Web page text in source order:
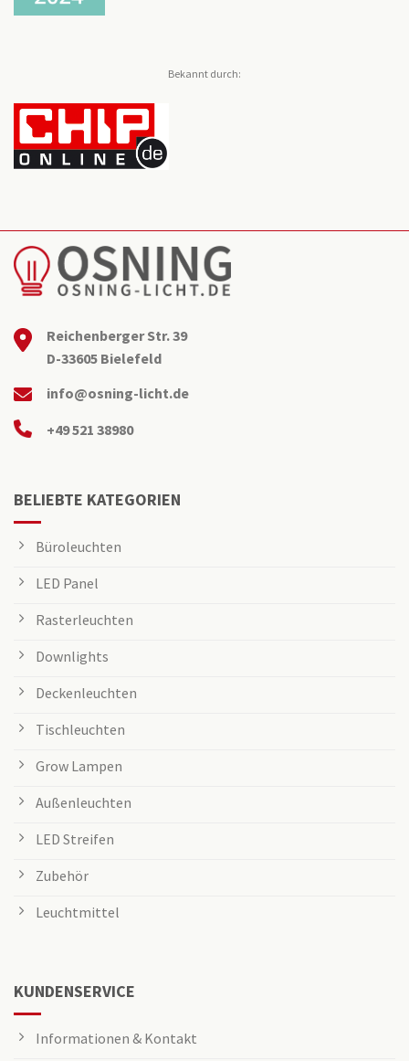
Bekannt durch:
Reichenberger Str. 39
D-33605 Bielefeld
info@osning-licht.de
+49 521 38980
BELIEBTE KATEGORIEN
Büroleuchten
LED Panel
Rasterleuchten
Downlights
Deckenleuchten
Tischleuchten
Grow Lampen
Außenleuchten
LED Streifen
Zubehör
Leuchtmittel
KUNDENSERVICE
Informationen & Kontakt